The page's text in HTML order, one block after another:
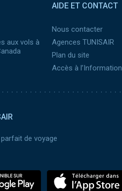
aux vols à
AIDE ET CONTACT
Nous contacter
Agences TUNISAIR
Plan du site
Accès à l’Information
de voyage